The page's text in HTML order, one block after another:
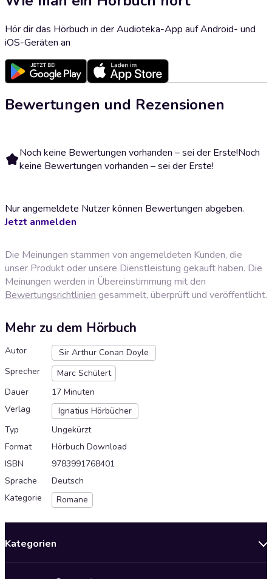
Hör dir das Hörbuch in der Audioteka-App auf Android- und
iOS-Geräten an
Bewertungen und Rezensionen
Noch keine Bewertungen vorhanden – sei der Erste!Noch
keine Bewertungen vorhanden – sei der Erste!
Nur angemeldete Nutzer können Bewertungen abgeben.
Jetzt anmelden
Die Meinungen stammen von angemeldeten Kunden, die
unser Produkt oder unsere Dienstleistung gekauft haben. Die
Meinungen werden in Übereinstimmung mit den
Bewertungsrichtlinien gesammelt, überprüft und veröffentlicht.
Mehr zu dem Hörbuch
Autor
Sir Arthur Conan Doyle
Sprecher
Marc Schülert
Dauer
17 Minuten
Verlag
Ignatius Hörbücher
Typ
Ungekürzt
Format
Hörbuch Download
ISBN
9783991768401
Sprache
Deutsch
Kategorie
Romane
Kategorien